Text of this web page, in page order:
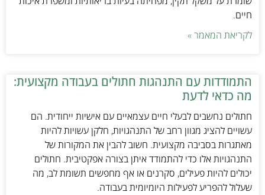
חיים.
לקריאת המאמר »
התמודדות עם התנהגות חתולים בעבודה מקצועית:
מה כדאי לדעת
חתולים נחשבים לבעלי חיים עצמאיים עם אישיות ייחודית. הם
עשויים להציג מגוון רחב של התנהגויות, חלקן עשויות להיות
מאתגרות בסביבה מקצועית. חשוב להבין את המקורות של
התנהגויות אלו כדי להתמודד איתן בצורה אפקטיבית. חתולים
יכולים להיות פעילים, סקרנים או אף מחפשים תשומת לב, מה
שעלול להפריע לפעילות היומיומית בעבודה.